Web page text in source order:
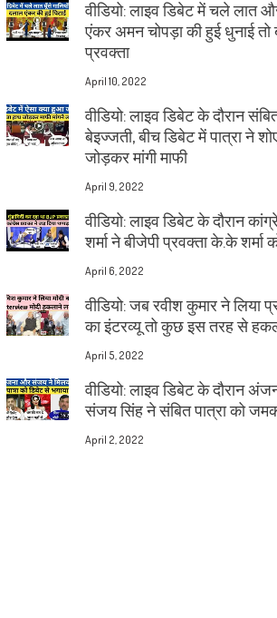
वीडियो: लाइव डिबेट में चले लात
एंकर अमन चोपड़ा की हुई धुनाई तो
प्रवक्ता
April 10, 2022
वीडियो: लाइव डिबेट के दौरान
बेइज्जती, बीच डिबेट में पात्रा ने
जोड़कर मांगी माफी
April 9, 2022
वीडियो: लाइव डिबेट के दौरान
शर्मा ने बीजेपी प्रवक्ता के.के शर्मा
April 6, 2022
वीडियो: जब रवीश कुमार ने लिया
का इंटरव्यू तो कुछ इस तरह से
April 5, 2022
वीडियो: लाइव डिबेट के दौरान
संजय सिंह ने संबित पात्रा को
April 2, 2022